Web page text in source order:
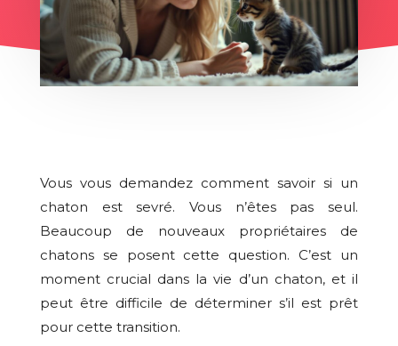
Vous vous demandez comment savoir si un
chaton est sevré. Vous n’êtes pas seul.
Beaucoup de nouveaux propriétaires de
chatons se posent cette question. C’est un
moment crucial dans la vie d’un chaton, et il
peut être difficile de déterminer s’il est prêt
pour cette transition.